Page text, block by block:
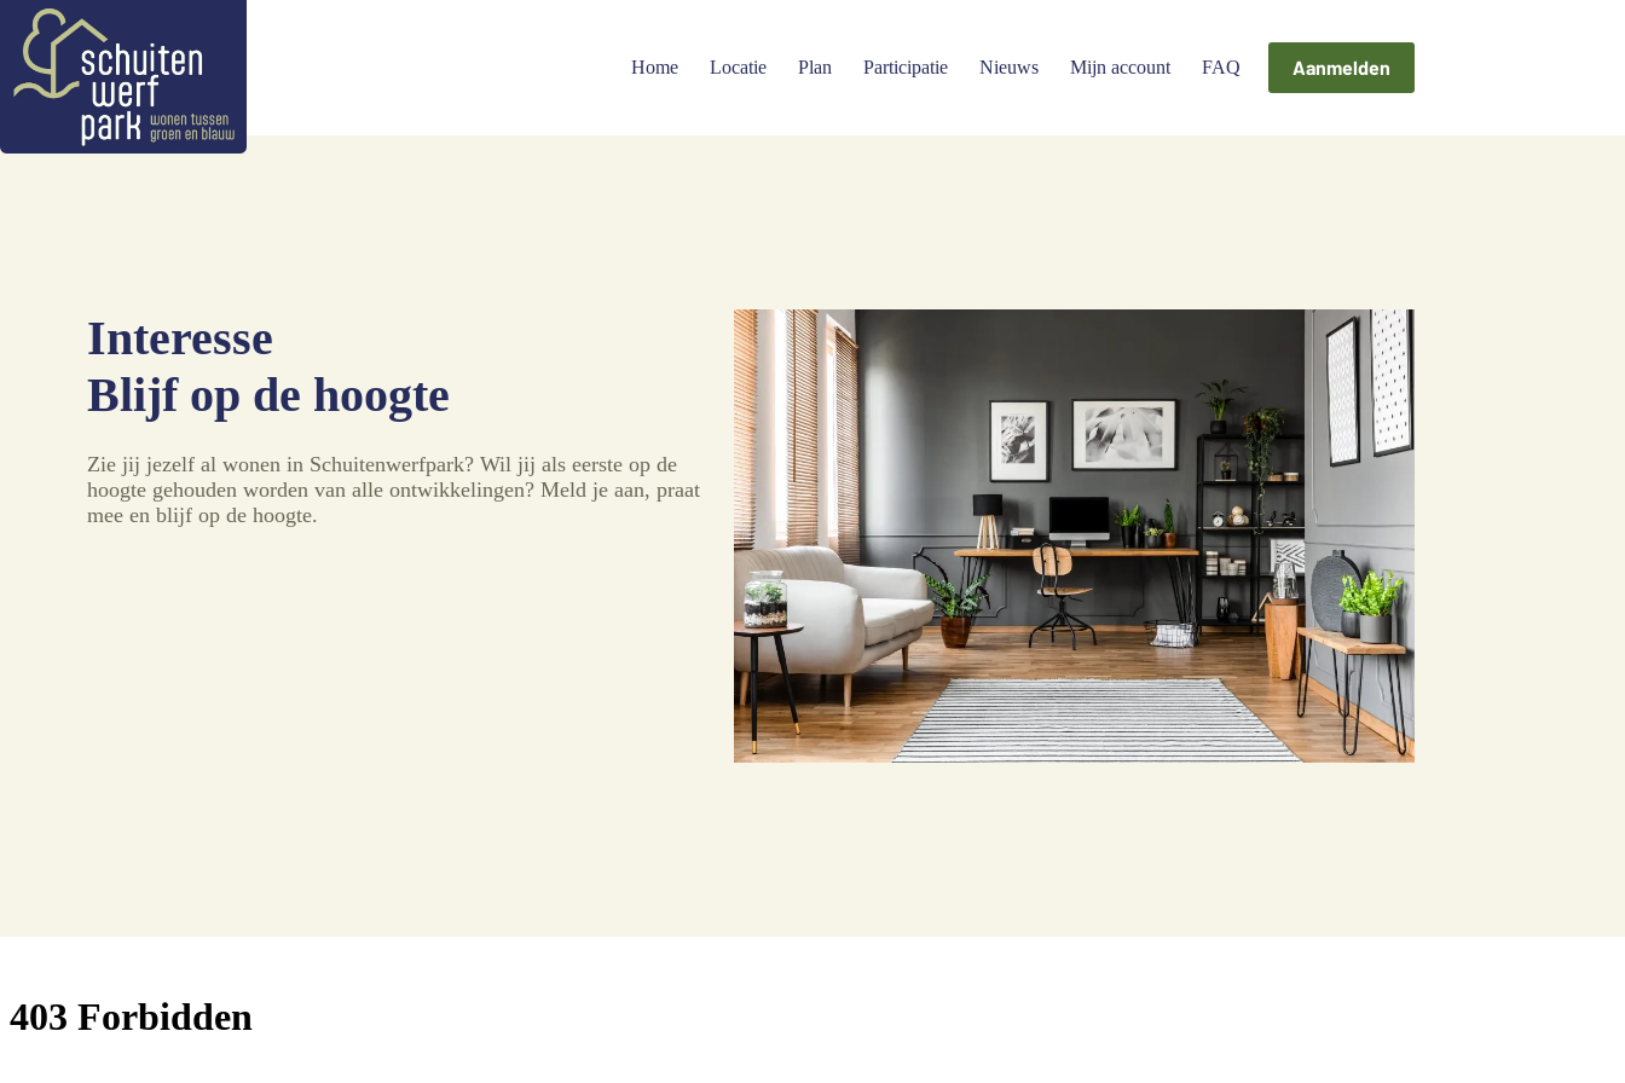
naar
inhoud
Home Locatie Plan Participatie Nieuws Mijn account FAQ Aanmelden
Interesse
Blijf op de hoogte
Zie jij jezelf al wonen in Schuitenwerfpark? Wil jij als eerste op de
hoogte gehouden worden van alle ontwikkelingen? Meld je aan, praat
mee en blijf op de hoogte.